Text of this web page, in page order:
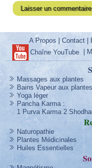
A Propos |Contact
Chaîne YouTube|
Massages aux plantes
Bains Vapeur aux plantes
Yoga léger
Pancha Karma:
1 Purva Karma 2
Naturopathie
Plantes Médicinales
Huiles Essentielles